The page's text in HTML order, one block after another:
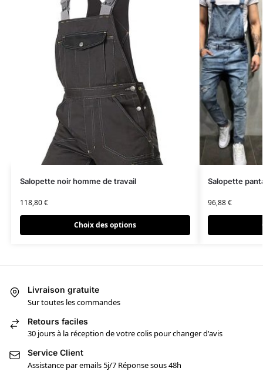
Salopette noir homme de travail
118,80€
Choix des options
Salopette
96,88€
Livraison gratuite
Sur toutes les commandes
Retours faciles
30 jours à la réception de votre colis pour changer d'avis
Service Client
Assistance par emails 5j/7 Réponse sous 48h